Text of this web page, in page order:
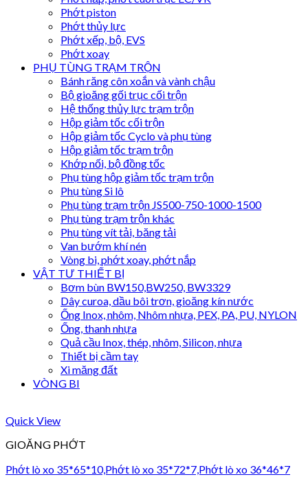
Phớt piston
Phớt thủy lực
Phớt xếp, bộ, EVS
Phớt xoay
PHỤ TÙNG TRẠM TRỘN
Bánh răng côn xoắn và vành chậu
Bộ gioăng gối trục cối trộn
Hệ thống thủy lực trạm trộn
Hộp giảm tốc cối trộn
Hộp giảm tốc Cyclo và phụ tùng
Hộp giảm tốc trạm trộn
Khớp nối, bộ đồng tốc
Phụ tùng hộp giảm tốc trạm trộn
Phụ tùng Si lô
Phụ tùng trạm trộn JS500-750-1000-1500
Phụ tùng trạm trộn khác
Phụ tùng vít tải, băng tải
Van bướm khí nén
Vòng bi, phớt xoay, phớt nắp
VẬT TƯ THIẾT BỊ
Bơm bùn BW150,BW250, BW3329
Dây curoa, dầu bôi trơn, gioăng kín nước
Ống Inox, nhôm, Nhôm nhựa, PEX, PA, PU, NYLON
Ống, thanh nhựa
Quả cầu Inox, thép, nhôm, Silicon, nhựa
Thiết bị cầm tay
Xi măng đất
VÒNG BI
Quick View
GIOĂNG PHỚT
Phớt lò xo 35*65*10,Phớt lò xo 35*72*7,Phớt lò xo 36*46*7